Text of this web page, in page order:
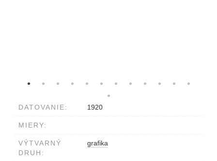
DATOVANIE: 1920
MIERY:
VÝTVARNÝ
DRUH:
grafika